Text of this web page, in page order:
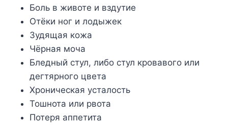
Боль в животе и вздутие
Отёки ног и лодыжек
Зудящая кожа
Чёрная моча
Бледный стул, либо стул кровавого или
дегтярного цвета
Хроническая усталость
Тошнота или рвота
Потеря аппетита